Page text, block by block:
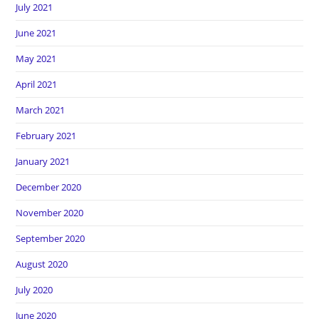
July 2021
June 2021
May 2021
April 2021
March 2021
February 2021
January 2021
December 2020
November 2020
September 2020
August 2020
July 2020
June 2020